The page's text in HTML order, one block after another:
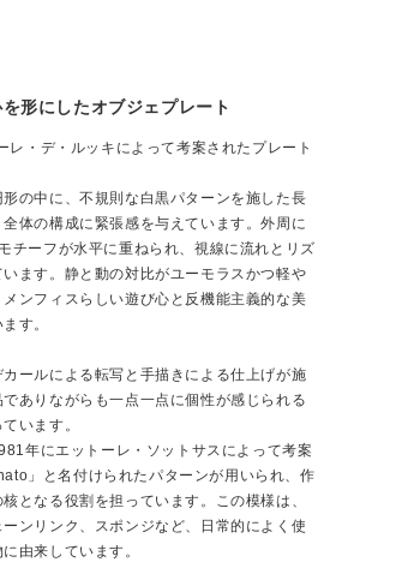
形にしたオブジェプレート
レ・デ・ルッキによって考案されたプレート
の中に、不規則な白黒パターンを施した長
体の構成に緊張感を与えています。外周に
チーフが水平に重ねられ、視線に流れとリズ
ます。静と動の対比がユーモラスかつ軽や
ンフィスらしい遊び心と反機能主義的な美
す。
ールによる転写と手描きによる仕上げが施
ありながらも一点一点に個性が感じられる
います。
年にエットーレ・ソットサスによって考案
」と名付けられたパターンが用いられ、作
となる役割を担っています。この模様は、
ンリンク、スポンジなど、日常的によく使
由来しています。